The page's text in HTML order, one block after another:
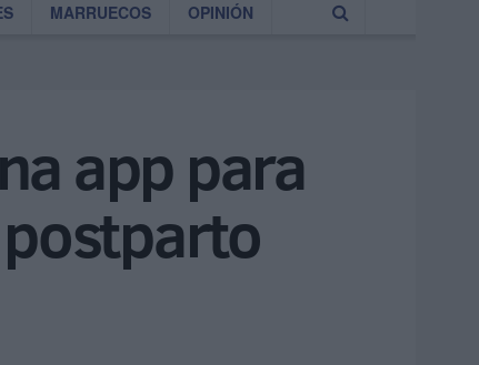
MARRUECOS OPINIÓN
app para